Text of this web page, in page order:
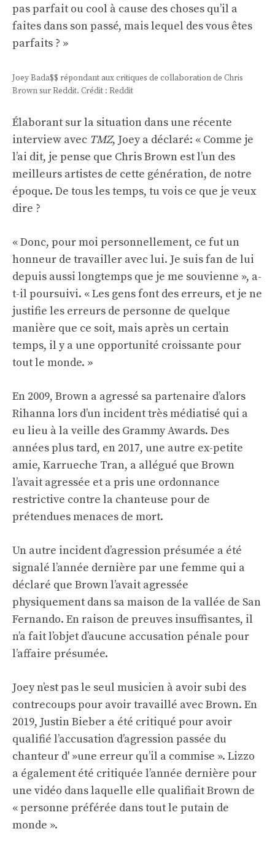
pas parfait ou cool à cause des choses qu’il a
faites dans son passé, mais lequel des vous êtes
parfaits ? »
Joey Bada$$ répondant aux critiques de collaboration de Chris
Brown sur Reddit. Crédit : Reddit
Élaborant sur la situation dans une récente
interview avec TMZ, Joey a déclaré: « Comme je
l’ai dit, je pense que Chris Brown est l’un des
meilleurs artistes de cette génération, de notre
époque. De tous les temps, tu vois ce que je veux
dire ?
« Donc, pour moi personnellement, ce fut un
honneur de travailler avec lui. Je suis fan de lui
depuis aussi longtemps que je me souvienne », a-
t-il poursuivi. « Les gens font des erreurs, et je ne
justifie les erreurs de personne de quelque
manière que ce soit, mais après un certain
temps, il y a une opportunité croissante pour
tout le monde. »
En 2009, Brown a agressé sa partenaire d’alors
Rihanna lors d’un incident très médiatisé qui a
eu lieu à la veille des Grammy Awards. Des
années plus tard, en 2017, une autre ex-petite
amie, Karrueche Tran, a allégué que Brown
l’avait agressée et a pris une ordonnance
restrictive contre la chanteuse pour de
prétendues menaces de mort.
Un autre incident d’agression présumée a été
signalé l’année dernière par une femme qui a
déclaré que Brown l’avait agressée
physiquement dans sa maison de la vallée de San
Fernando. En raison de preuves insuffisantes, il
n’a fait l’objet d’aucune accusation pénale pour
l’affaire présumée.
Joey n’est pas le seul musicien à avoir subi des
contrecoups pour avoir travaillé avec Brown. En
2019, Justin Bieber a été critiqué pour avoir
qualifié l’accusation d’agression passée du
chanteur d' »une erreur qu’il a commise ». Lizzo
a également été critiquée l’année dernière pour
une vidéo dans laquelle elle qualifiait Brown de
« personne préférée dans tout le putain de
monde ».